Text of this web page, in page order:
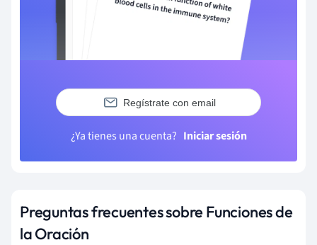
Regístrate con email
¿Ya tienes una cuenta? Iniciar sesión
Preguntas frecuentes sobre Funciones de
la Oración